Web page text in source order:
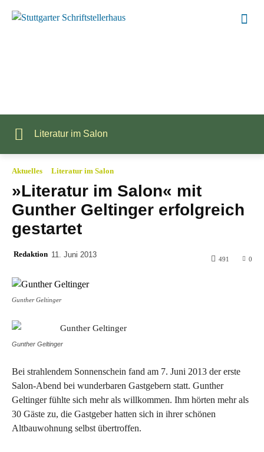
Literatur im Salon
Aktuelles Literatur im Salon
»Literatur im Salon« mit
Gunther Geltinger erfolgreich
gestartet
Redaktion 11. Juni 2013
0
491
Gunther Geltinger
Gunther Geltinger
Bei strahlendem Sonnenschein fand am 7. Juni 2013 der erste
Salon-Abend bei wunderbaren Gastgebern statt. Gunther
Geltinger fühlte sich mehr als willkommen. Ihm hörten mehr als
30 Gäste zu, die Gastgeber hatten sich in ihrer schönen
Altbauwohnung selbst übertroffen.